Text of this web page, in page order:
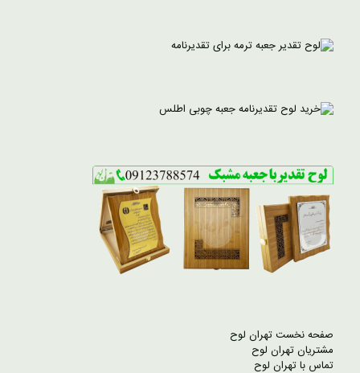
صفحه نخست تهران لوح
مشتریان تهران لوح
تماس با تهران لوح